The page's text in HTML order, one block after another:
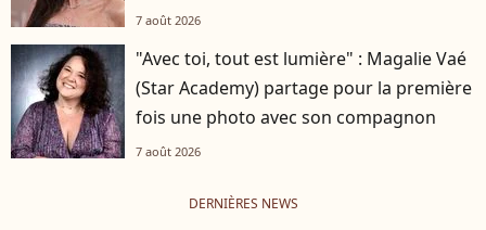
7 août 2026
"Avec toi, tout est lumière" : Magalie Vaé
(Star Academy) partage pour la première
fois une photo avec son compagnon
7 août 2026
DERNIÈRES NEWS